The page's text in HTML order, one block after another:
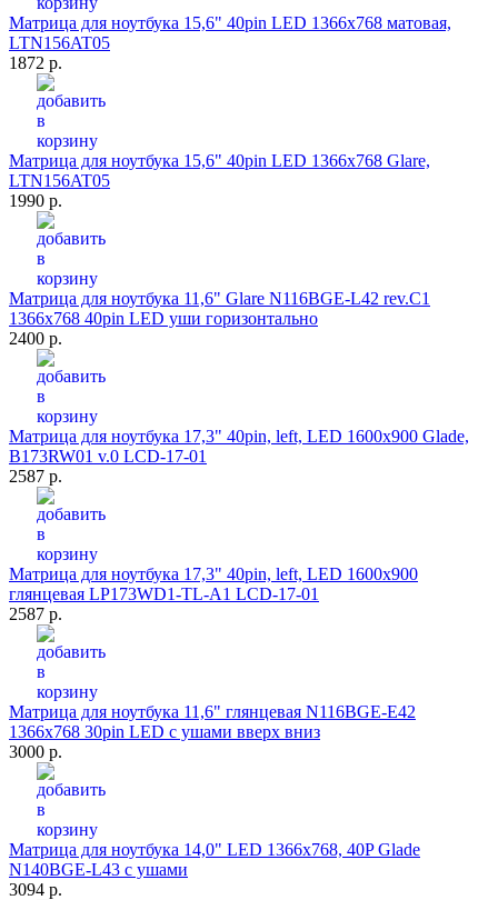
Матрица для ноутбука 15,6" 40pin LED 1366x768 матовая,
LTN156AT05
1872 р.
Матрица для ноутбука 15,6" 40pin LED 1366x768 Glare,
LTN156AT05
1990 р.
Матрица для ноутбука 11,6" Glare N116BGE-L42 rev.C1
1366x768 40pin LED уши горизонтально
2400 р.
Матрица для ноутбука 17,3" 40pin, left, LED 1600x900 Glade,
B173RW01 v.0 LCD-17-01
2587 р.
Матрица для ноутбука 17,3" 40pin, left, LED 1600x900
глянцевая LP173WD1-TL-A1 LCD-17-01
2587 р.
Матрица для ноутбука 11,6" глянцевая N116BGE-E42
1366x768 30pin LED с ушами вверх вниз
3000 р.
Матрица для ноутбука 14,0" LED 1366x768, 40P Glade
N140BGE-L43 с ушами
3094 р.